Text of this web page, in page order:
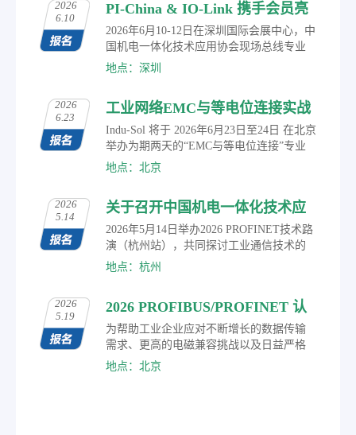
2026
6.10
PI-China & IO-Link 携手会员亮
相2026华南国际工业博览会
2026年6月10-12日在深圳国际会展中心，中
国机电一体化技术应用协会现场总线专业
委员会（PI-China）作为常驻展商，携手PI-
成果与创新应用，涵盖丰富多元的数字化
转型通信解决方案。届时，观众可参与现
场技术交流、合作洽谈，深度洞察自动化
地点：深圳
2026
6.23
工业网络EMC与等电位连接实战
培训通知
Indu-Sol 将于 2026年6月23日至24日 在北京
举办为期两天的“EMC与等电位连接”专业
培训课程。通过理论讲解、案例分析与现
位连接的关键问题。
地点：北京
2026
5.14
关于召开中国机电一体化技术应
用协会现场总线专业委员会 2026
PROFINET技术路演（杭州站）
的通知
2026年5月14日举办2026 PROFINET技术路
演（杭州站），共同探讨工业通信技术的
最新进展、应用实践及未来趋势。
地点：杭州
2026
5.19
2026 PROFIBUS/PROFINET 认
证工程师技术培训报名
为帮助工业企业应对不断增长的数据传输
需求、更高的电磁兼容挑战以及日益严格
的网络安全要求，盈速工业通讯技术（北
地点：北京